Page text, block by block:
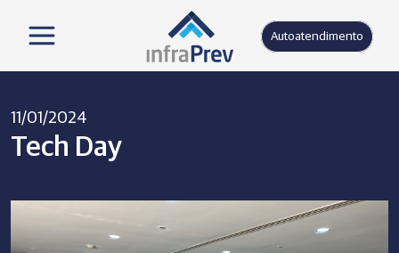
Autoatendimento
11/01/2024
Tech Day